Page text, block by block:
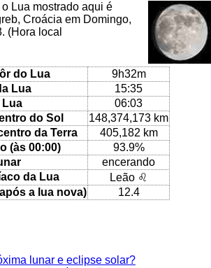
Lua mostrado aqui é
Croácia em Domingo,
(Hora local
do Lua
9h32m
Lua
15:35
Lua
06:03
do Sol
148,374,173 km
da Terra
405,182 km
(às 00:00)
93.9%
encerando
da Lua
Leão ♌
a lua nova)
12.4
lunar e eclipse solar?